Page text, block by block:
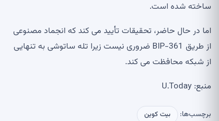
ساخته شده است.
اما در حال حاضر، تحقیقات تأیید می کند که انجماد مصنوعی
از طریق BIP-361 ضروری نیست زیرا تله ساتوشی به تنهایی
از شبکه محافظت می کند.
منبع: U.Today
برچسب‌ها: بیت کوین